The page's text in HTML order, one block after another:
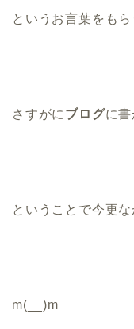
というお言葉をも
さすがに ブログに書
ということで今更
m(__)m